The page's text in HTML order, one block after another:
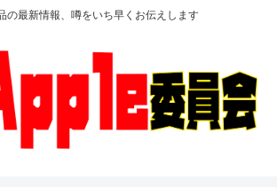
の最新情報、噂をいち早くお伝えします